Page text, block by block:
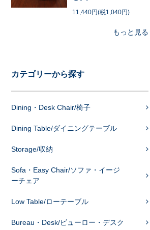
11,440円(税1,040円)
もっと見る
カテゴリーから探す
Dining・Desk Chair/椅子
Dining Table/ダイニングテーブル
Storage/収納
Sofa・Easy Chair/ソファ・イージ
ーチェア
Low Table/ローテーブル
Bureau・Desk/ビューロー・デスク